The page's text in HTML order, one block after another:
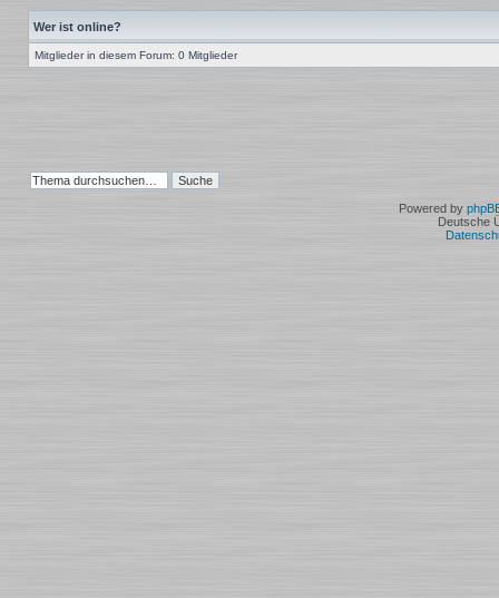
Wer ist online?
Mitglieder in diesem Forum: 0 Mitglieder
Powered by
Deutsche